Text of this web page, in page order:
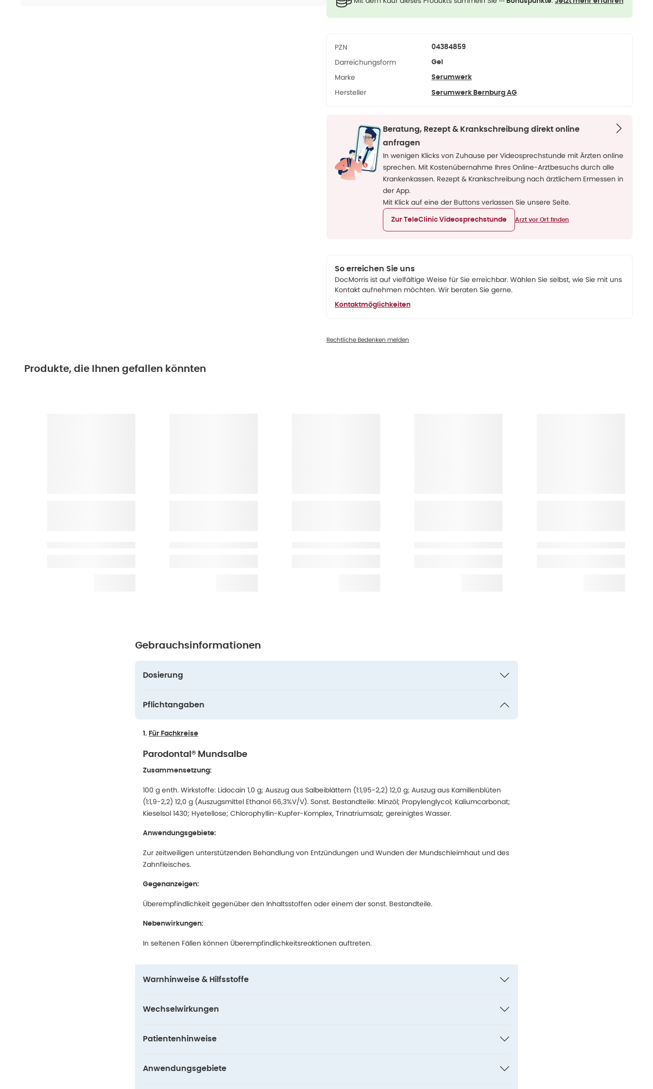
PZN 04384859
Darreichungsform Gel
Marke Serumwerk
Hersteller Serumwerk Bernburg AG
Beratung, Rezept & Krankschreibung direkt online
anfragen
In wenigen Klicks von Zuhause per Videosprechstunde mit Ärzten online
sprechen. Mit Kostenübernahme Ihres Online-Arztbesuchs durch alle
Krankenkassen. Rezept & Krankschreibung nach ärztlichem Ermessen in
der App.
Mit Klick auf eine der Buttons verlassen Sie unsere Seite.
Zur TeleClinic Videosprechstunde Arzt vor Ort finden
So erreichen Sie uns
DocMorris ist auf vielfältige Weise für Sie erreichbar. Wählen Sie selbst, wie Sie mit uns
Kontakt aufnehmen möchten. Wir beraten Sie gerne.
Kontaktmöglichkeiten
Rechtliche Bedenken melden
Produkte, die Ihnen gefallen könnten
Gebrauchsinformationen
Dosierung
Pflichtangaben
1. Für Fachkreise
Parodontal® Mundsalbe
Zusammensetzung:
100 g enth. Wirkstoffe: Lidocain 1,0 g; Auszug aus Salbeiblättern (1:1,95-2,2) 12,0 g; Auszug aus Kamillenblüten
(1:1,9-2,2) 12,0 g (Auszugsmittel Ethanol 66,3%V/V). Sonst. Bestandteile: Minzöl; Propylenglycol; Kaliumcarbonat;
Kieselsol 1430; Hyetellose; Chlorophyllin-Kupfer-Komplex, Trinatriumsalz; gereinigtes Wasser.
Anwendungsgebiete:
Zur zeitweiligen unterstützenden Behandlung von Entzündungen und Wunden der Mundschleimhaut und des
Zahnfleisches.
Gegenanzeigen:
Überempfindlichkeit gegenüber den Inhaltsstoffen oder einem der sonst. Bestandteile.
Nebenwirkungen:
In seltenen Fällen können Überempfindlichkeitsreaktionen auftreten.
Warnhinweise & Hilfsstoffe
Wechselwirkungen
Patientenhinweise
Anwendungsgebiete